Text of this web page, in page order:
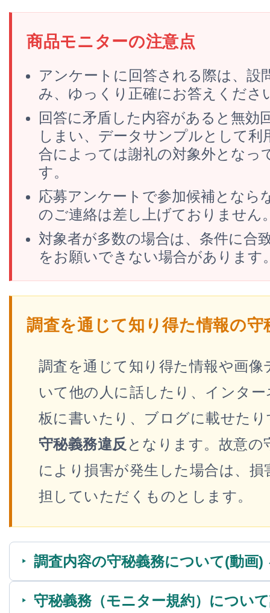
商品モニターの注意点
アンケートに回答される際は、設
み、ゆっくり正確にお答えくださ
回答に矛盾した内容があると無効
しまい、データサンプルとして利
合によっては謝礼の対象外となっ
す。
応募アンケートで参加候補となら
のご連絡は差し上げておりません
対象者が多数の場合は、条件に合
をお願いできない場合があります
調査を通じて知り得た情報の守
調査を通じて知り得た情報や画像
いて他の人に話したり、インタ
板に書いたり、ブログに載せた
守秘義務違反 となります。故意の
により損害が発生した場合は、損
担していただくものとします。
調査内容の守秘義務について(動画)
守秘義務（モニター規約）につい